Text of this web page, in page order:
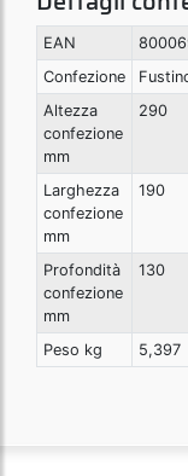
EAN
Confezione
Altezza
confezione
mm
290
Larghezza
confezione
mm
190
Profondità
confezione
mm
130
Peso kg 5,397